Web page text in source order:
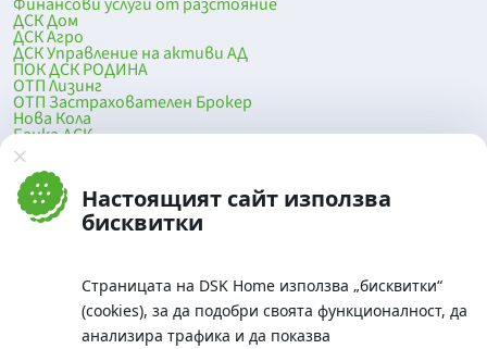
Настоящият сайт използва
бисквитки
Страницата на DSK Home използва „бисквитки“
(cookies), за да подобри своята функционалност, да
анализира трафика и да показва
ДСК Дом
ДСК Агро
ДСК Управление на активи АД
ПОК ДСК РОДИНА
ОТП Лизинг
ОТП Застрахователен Брокер
Нова Кола
Банка ДСК
DSK Mobile
Оферти за продажба от Банка ДСК
Клонова мрежа и банкомати
До началото на страницата